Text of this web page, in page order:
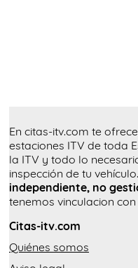
En citas-itv.com te
estaciones ITV de toda
la ITV y todo lo
inspección de tu vehículo.
independiente, no
tenemos vinculacion
Citas-itv.com
Quiénes somos